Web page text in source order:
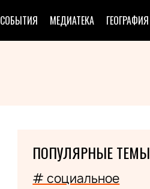
СОБЫТИЯ МЕДИАТЕКА ГЕОГРАФИЯ
ПОПУЛЯРНЫЕ ТЕМЫ
# социальное